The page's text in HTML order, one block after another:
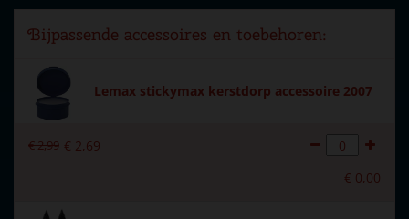
Dorpsnaam General
Locatie 088-F
Soort Mens & dier
Introductiejaar
Met verlichting
Bijpassende accessoires en toebehoren:
Lemax stickymax kerstdorp accessoire 2007
€2,99 € 2,69
€ 0,00